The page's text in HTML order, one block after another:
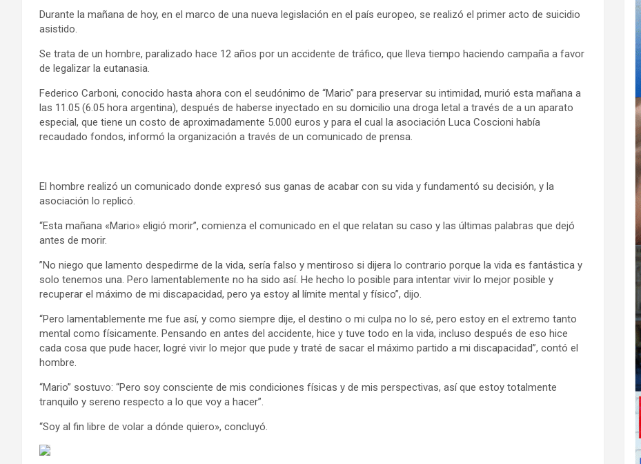
Durante la mañana de hoy, en el marco de una nueva legislación en el país europeo, se realizó el primer acto de suicidio
asistido.
Se trata de un hombre, paralizado hace 12 años por un accidente de tráfico, que lleva tiempo haciendo campaña a favor
de legalizar la eutanasia.
Federico Carboni, conocido hasta ahora con el seudónimo de “Mario” para preservar su intimidad, murió esta mañana a
las 11.05 (6.05 hora argentina), después de haberse inyectado en su domicilio una droga letal a través de a un aparato
especial, que tiene un costo de aproximadamente 5.000 euros y para el cual la asociación Luca Coscioni había
recaudado fondos, informó la organización a través de un comunicado de prensa.
El hombre realizó un comunicado donde expresó sus ganas de acabar con su vida y fundamentó su decisión, y la
asociación lo replicó.
“Esta mañana «Mario» eligió morir”, comienza el comunicado en el que relatan su caso y las últimas palabras que dejó
antes de morir.
”No niego que lamento despedirme de la vida, sería falso y mentiroso si dijera lo contrario porque la vida es fantástica y
solo tenemos una. Pero lamentablemente no ha sido así. He hecho lo posible para intentar vivir lo mejor posible y
recuperar el máximo de mi discapacidad, pero ya estoy al límite mental y físico”, dijo.
“Pero lamentablemente me fue así, y como siempre dije, el destino o mi culpa no lo sé, pero estoy en el extremo tanto
mental como físicamente. Pensando en antes del accidente, hice y tuve todo en la vida, incluso después de eso hice
cada cosa que pude hacer, logré vivir lo mejor que pude y traté de sacar el máximo partido a mi discapacidad”, contó el
hombre.
“Mario” sostuvo: “Pero soy consciente de mis condiciones físicas y de mis perspectivas, así que estoy totalmente
tranquilo y sereno respecto a lo que voy a hacer”.
“Soy al fin libre de volar a dónde quiero», concluyó.